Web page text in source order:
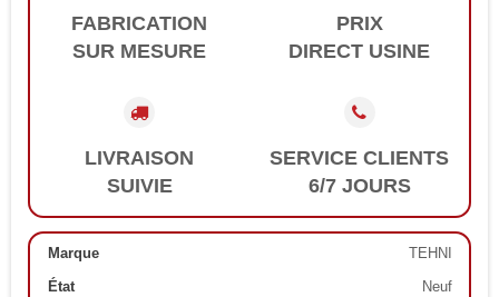
FABRICATION
SUR MESURE
PRIX
DIRECT USINE
LIVRAISON
SUIVIE
SERVICE CLIENTS
6/7 JOURS
Marque
TEHNI
État
Neuf